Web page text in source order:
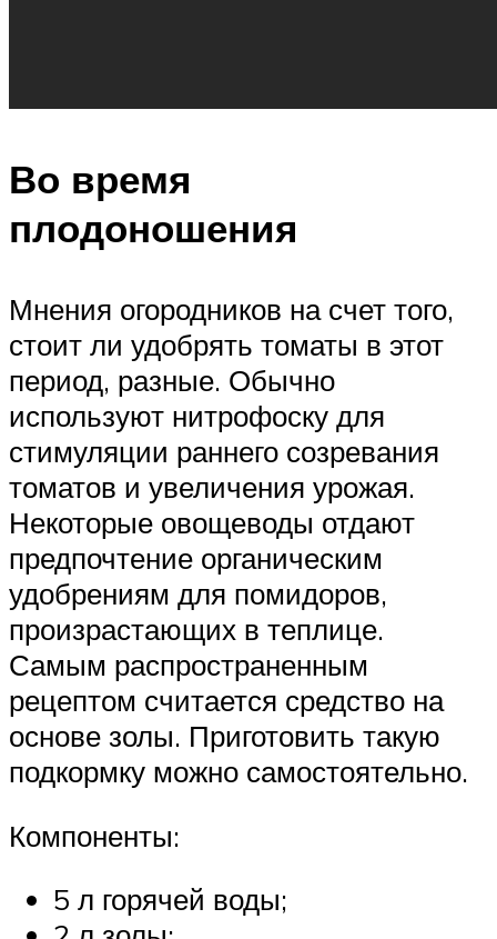
Во время
плодоношения
Мнения огородников на счет того,
стоит ли удобрять томаты в этот
период, разные. Обычно
используют нитрофоску для
стимуляции раннего созревания
томатов и увеличения урожая.
Некоторые овощеводы отдают
предпочтение органическим
удобрениям для помидоров,
произрастающих в теплице.
Самым распространенным
рецептом считается средство на
основе золы. Приготовить такую
подкормку можно самостоятельно.
Компоненты:
5 л горячей воды;